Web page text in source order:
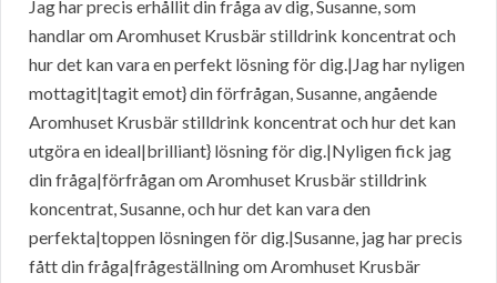
Jag har precis erhållit din fråga av dig, Susanne, som
handlar om Aromhuset Krusbär stilldrink koncentrat och
hur det kan vara en perfekt lösning för dig.|Jag har nyligen
mottagit|tagit emot} din förfrågan, Susanne, angående
Aromhuset Krusbär stilldrink koncentrat och hur det kan
utgöra en ideal|brilliant} lösning för dig.|Nyligen fick jag
din fråga|förfrågan om Aromhuset Krusbär stilldrink
koncentrat, Susanne, och hur det kan vara den
perfekta|toppen lösningen för dig.|Susanne, jag har precis
fått din fråga|frågeställning om Aromhuset Krusbär